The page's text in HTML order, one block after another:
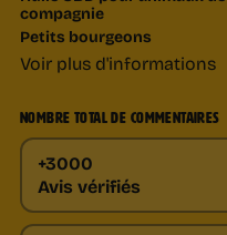
compagnie
Petits bourgeons
Voir plus d'informations
NOMBRE TOTAL DE COMMENTAIRES
+3000
Avis vérifiés